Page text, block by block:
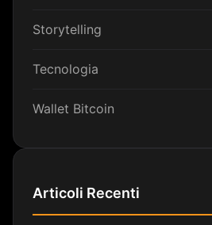
Storytelling
Tecnologia
Wallet Bitcoin
Articoli Recenti